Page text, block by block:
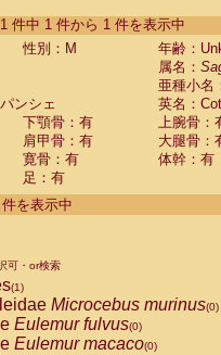
labiatus(0)
Saguinus leucopus (0)
nigricollis (0)
Saguinus oedipus
Saguinus weddelli
Saguinusspp.
Aotus trivirgatus
Cebus albifrons
nigrivittatus
Saimiri boliviensis(0)
sciureus(0)
caraya(0)
件中 1 件から 1 件を表示中
性別：M
年齢：
属名：
亜種小名
ンシェ
英名：
下顎骨：有
上腕骨：
肩甲骨：有
大腿骨：
寛骨：有
体幹：有
足：有
を表示中
可・or検索
(1)
Microcebus murinus(0)
Eulemur fulvus(0)
Eulemur macaco(0)